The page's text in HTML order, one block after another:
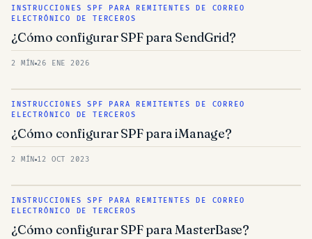
INSTRUCCIONES SPF PARA REMITENTES DE CORREO
ELECTRÓNICO DE TERCEROS
¿Cómo configurar SPF para SendGrid?
2 MÍN 26 ENE 2026
INSTRUCCIONES SPF PARA REMITENTES DE CORREO
ELECTRÓNICO DE TERCEROS
¿Cómo configurar SPF para iManage?
2 MÍN 12 OCT 2023
INSTRUCCIONES SPF PARA REMITENTES DE CORREO
ELECTRÓNICO DE TERCEROS
¿Cómo configurar SPF para MasterBase?